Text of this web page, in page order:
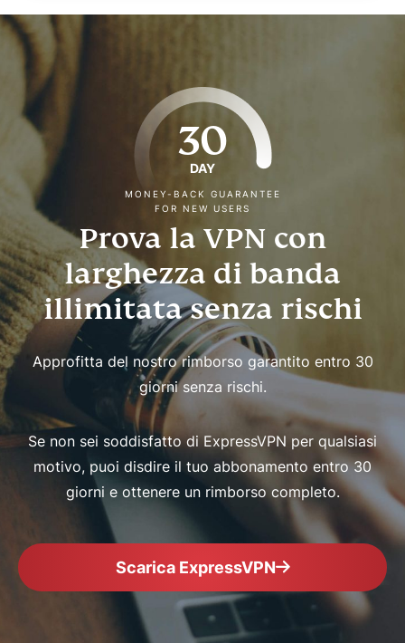
30
DAY
MONEY-BACK GUARANTEE
FOR NEW USERS
Prova la VPN con
larghezza di banda
illimitata senza rischi
Approfitta del nostro rimborso garantito entro 30
giorni senza rischi.
Se non sei soddisfatto di ExpressVPN per qualsiasi
motivo, puoi disdire il tuo abbonamento entro 30
giorni e ottenere un rimborso completo.
Scarica ExpressVPN